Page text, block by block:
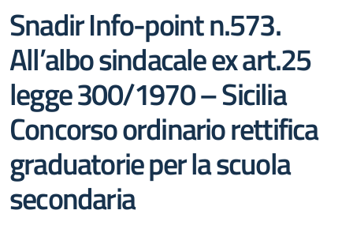
Snadir Info-point n.573.
All’albo sindacale ex art.25
legge 300/1970 – Sicilia
Concorso ordinario rettifica
graduatorie per la scuola
secondaria